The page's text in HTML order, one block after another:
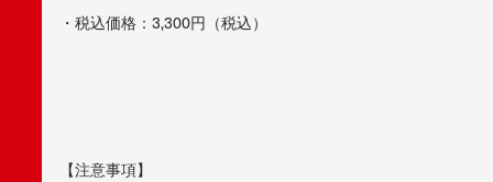
・税込価格：3,300円（税込）
【注意事項】